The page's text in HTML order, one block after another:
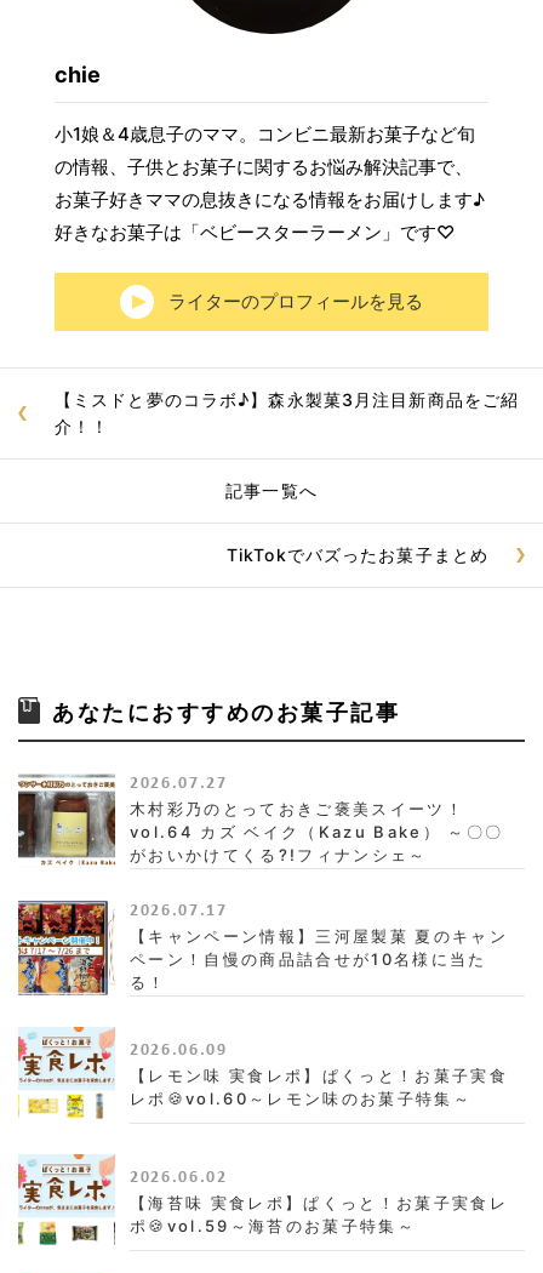
chie
小1娘＆4歳息子のママ。コンビニ最新お菓子など旬
の情報、子供とお菓子に関するお悩み解決記事で、
お菓子好きママの息抜きになる情報をお届けします♪
好きなお菓子は「ベビースターラーメン」です♡
ライターのプロフィールを見る
【ミスドと夢のコラボ♪】森永製菓3月注目新商品をご紹
介！！
記事一覧へ
TikTokでバズったお菓子まとめ
あなたにおすすめのお菓子記事
2026.07.27
木村彩乃のとっておきご褒美スイーツ！
vol.64 カズ ベイク（Kazu Bake） ～〇〇
がおいかけてくる?!フィナンシェ～
2026.07.17
【キャンペーン情報】三河屋製菓 夏のキャン
ペーン！自慢の商品詰合せが10名様に当た
る！
2026.06.09
【レモン味 実食レポ】ぱくっと！お菓子実食
レポ🍪vol.60～レモン味のお菓子特集～
2026.06.02
【海苔味 実食レポ】ぱくっと！お菓子実食レ
ポ🍪vol.59～海苔のお菓子特集～